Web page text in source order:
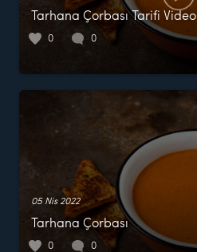
Tarhana Çorbası Tarifi Video
0 0
05 Nis 2022
Tarhana Çorbası
0 0